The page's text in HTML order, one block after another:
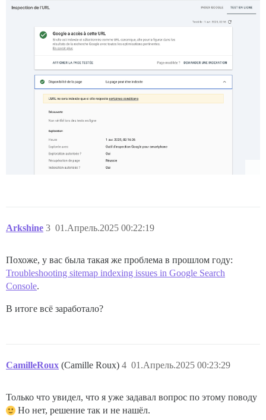
Arkshine 01.Апрель.2025 00:22:19
3
Похоже, у вас была такая же проблема в прошлом году:
Troubleshooting sitemap indexing issues in Google Search
Console.
В итоге всё заработало?
CamilleRoux (Camille Roux) 01.Апрель.2025 00:23:29
4
Только что увидел, что я уже задавал вопрос по этому поводу
Но нет, решение так и не нашёл.